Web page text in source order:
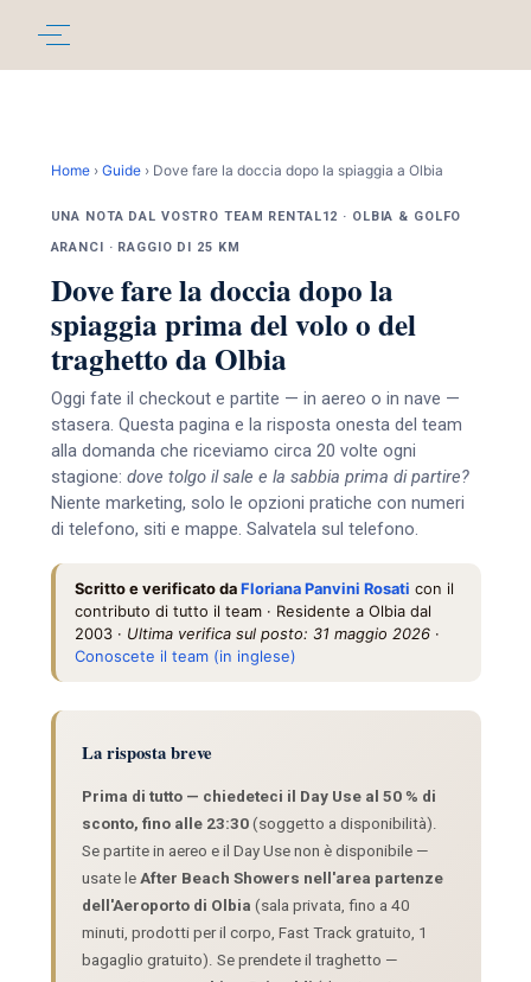
Home› Guide› Dove fare la doccia dopo la spiaggia a Olbia
UNA NOTA DAL VOSTRO TEAM RENTAL12 · OLBIA & GOLFO
ARANCI · RAGGIO DI 25 KM
Dove fare la doccia dopo la
spiaggia prima del volo o del
traghetto da Olbia
Oggi fate il checkout e partite — in aereo o in nave —
stasera. Questa pagina e la risposta onesta del team
alla domanda che riceviamo circa 20 volte ogni
stagione: dove tolgo il sale e la sabbia prima di partire?
Niente marketing, solo le opzioni pratiche con numeri
di telefono, siti e mappe. Salvatela sul telefono.
Scritto e verificato da Floriana Panvini Rosati con il
contributo di tutto il team · Residente a Olbia dal
2003 · Ultima verifica sul posto: 31 maggio 2026·
Conoscete il team (in inglese)
La risposta breve
Prima di tutto — chiedeteci il Day Use al 50 % di
sconto, fino alle 23:30(soggetto a disponibilità).
Se partite in aereo e il Day Use non è disponibile —
usate le After Beach Showers nell'area partenze
dell'Aeroporto di Olbia (sala privata, fino a 40
minuti, prodotti per il corpo, Fast Track gratuito, 1
bagaglio gratuito). Se prendete il traghetto —